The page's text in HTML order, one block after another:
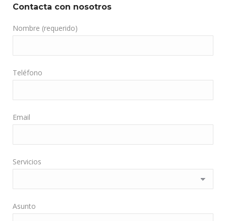
Contacta con nosotros
Nombre (requerido)
Teléfono
Email
Servicios
Asunto